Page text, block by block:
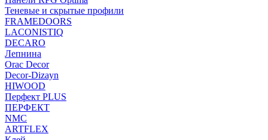
Теневые и скрытые профили
FRAMEDOORS
LACONISTIQ
DECARO
Лепнина
Orac Decor
Decor-Dizayn
HIWOOD
Перфект PLUS
ПЕРФЕКТ
NMC
ARTFLEX